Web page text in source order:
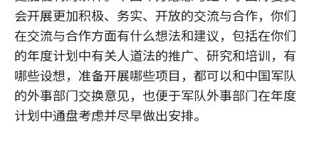
会开展更加积极、务实、开放的交流与合作，你们
在交流与合作方面有什么想法和建议，包括在你们
的年度计划中有关人道法的推广、研究和培训，有
哪些设想，准备开展哪些项目，都可以和中国军队
的外事部门交换意见，也便于军队外事部门在年度
计划中通盘考虑并尽早做出安排。